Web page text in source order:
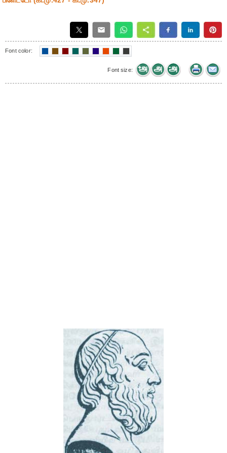
Font color:
Font size: